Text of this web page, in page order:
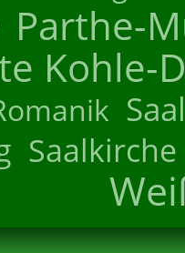
Parthe-
Kohle-
Saalkirche